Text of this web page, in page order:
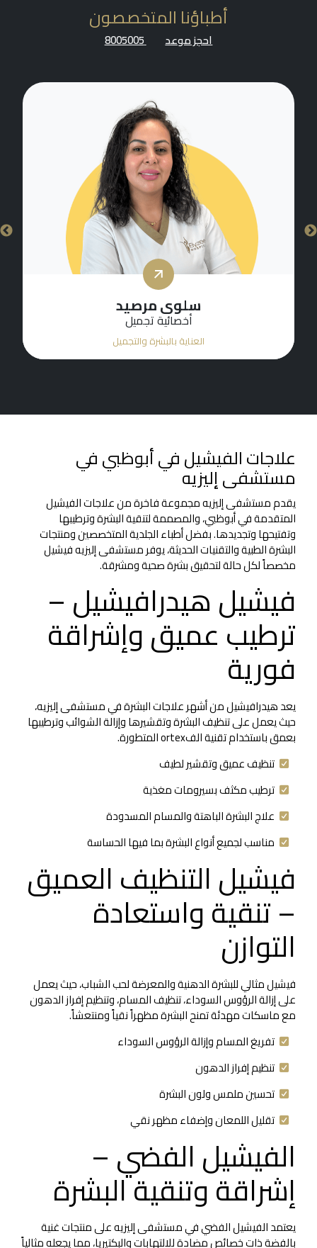
أطباؤنا المتخصصون
احجز موعد 8005005
سلوى مرصيد
أخصائية تجميل
العناية بالبشرة والتجميل
علاجات الفيشيل في أبوظبي في
مستشفى إليزيه
يقدم مستشفى إليزيه مجموعة فاخرة من علاجات الفيشيل
المتقدمة في أبوظبي، والمصممة لتنقية البشرة وترطيبها
وتفتيحها وتجديدها. بفضل أطباء الجلدية المتخصصين ومنتجات
البشرة الطبية والتقنيات الحديثة، يوفر مستشفى إليزيه فيشيل
مخصصاً لكل حالة لتحقيق بشرة صحية ومشرقة.
فيشيل هيدرافيشيل –
ترطيب عميق وإشراقة
فورية
يعد هيدرافيشيل من أشهر علاجات البشرة في مستشفى إليزيه،
حيث يعمل على تنظيف البشرة وتقشيرها وإزالة الشوائب وترطيبها
بعمق باستخدام تقنية الفortex المتطورة.
تنظيف عميق وتقشير لطيف
ترطيب مكثف بسيرومات مغذية
علاج البشرة الباهتة والمسام المسدودة
مناسب لجميع أنواع البشرة بما فيها الحساسة
فيشيل التنظيف العميق
– تنقية واستعادة
التوازن
فيشيل مثالي للبشرة الدهنية والمعرضة لحب الشباب، حيث يعمل
على إزالة الرؤوس السوداء، تنظيف المسام، وتنظيم إفراز الدهون
مع ماسكات مهدئة تمنح البشرة مظهراً نقياً ومنتعشاً.
تفريغ المسام وإزالة الرؤوس السوداء
تنظيم إفراز الدهون
تحسين ملمس ولون البشرة
تقليل اللمعان وإضفاء مظهر نقي
الفيشيل الفضي –
إشراقة وتنقية البشرة
يعتمد الفيشيل الفضي في مستشفى إليزيه على منتجات غنية
بالفضة ذات خصائص مضادة للالتهابات والبكتيريا، مما يجعله مثالياً